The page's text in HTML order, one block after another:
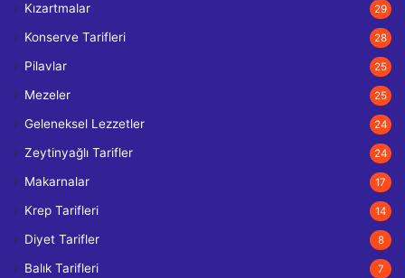
Kızartmalar 29
Konserve Tarifleri 28
Pilavlar 25
Mezeler 25
Geleneksel Lezzetler 24
Zeytinyağlı Tarifler 24
Makarnalar 17
Krep Tarifleri 14
Diyet Tarifler 8
Balık Tarifleri 7